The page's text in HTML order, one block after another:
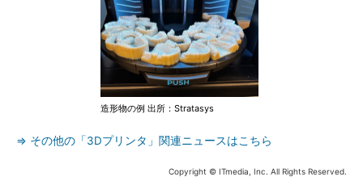
造形物の例 出所：Stratasys
⇒ その他の「3Dプリンタ」関連ニュースはこちら
Copyright © ITmedia, Inc. All Rights Reserved.